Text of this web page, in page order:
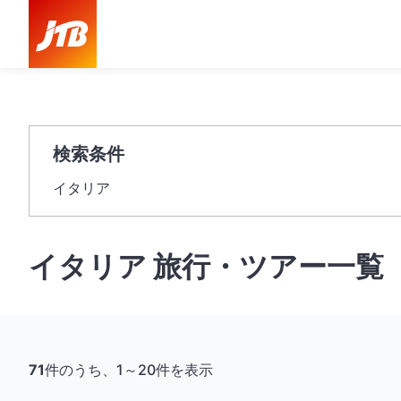
検索条件
イタリア
イタリア 旅行・ツアー一覧
71件のうち、1～20件を表示